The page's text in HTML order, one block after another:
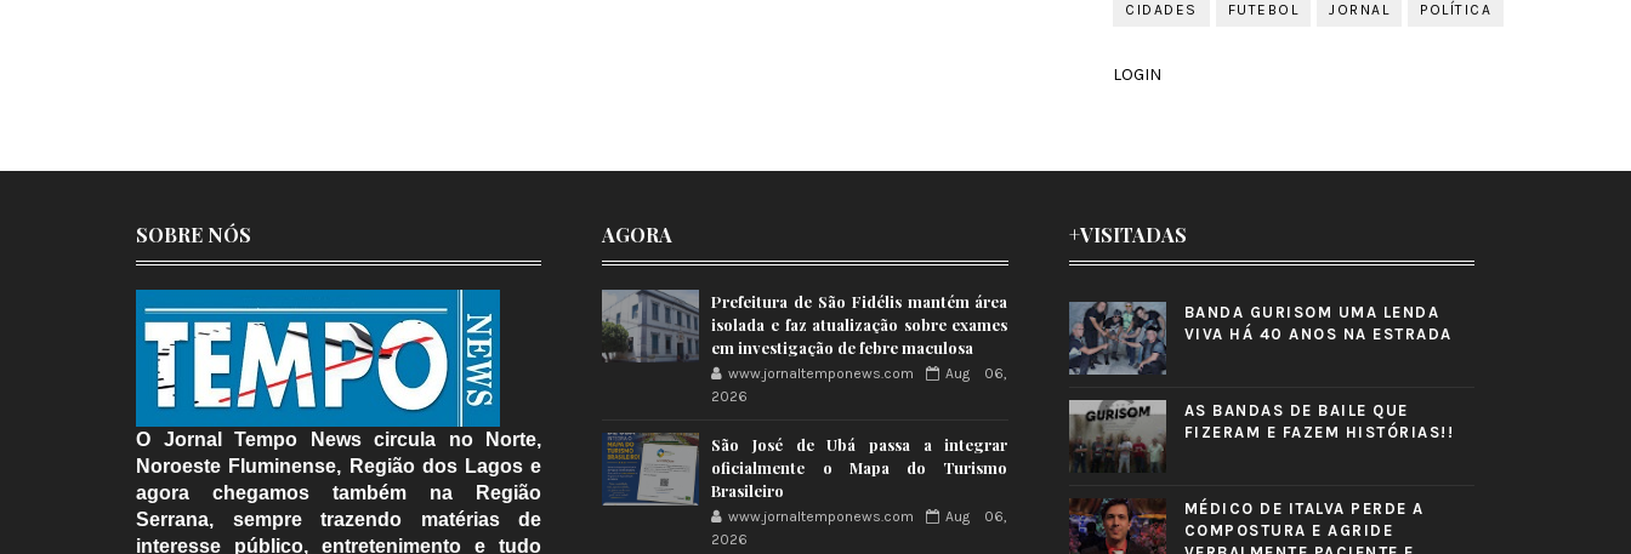
CIDADES FUTEBOL JORNAL POLÍTICA
LOGIN
SOBRE NÓS
O Jornal Tempo News circula no Norte,
Noroeste Fluminense, Região dos Lagos e
agora chegamos também na Região
Serrana, sempre trazendo matérias de
interesse público, entretenimento e tudo
AGORA
Prefeitura de São Fidélis mantém área
isolada e faz atualização sobre exames
em investigação de febre maculosa
www.jornaltemponews.com
Aug 06,
2026
São José de Ubá passa a integrar
oficialmente o Mapa do Turismo
Brasileiro
www.jornaltemponews.com
Aug 06,
2026
+VISITADAS
BANDA GURISOM UMA LENDA
VIVA HÁ 40 ANOS NA ESTRADA
AS BANDAS DE BAILE QUE
FIZERAM E FAZEM HISTÓRIAS!!
MÉDICO DE ITALVA PERDE A
COMPOSTURA E AGRIDE